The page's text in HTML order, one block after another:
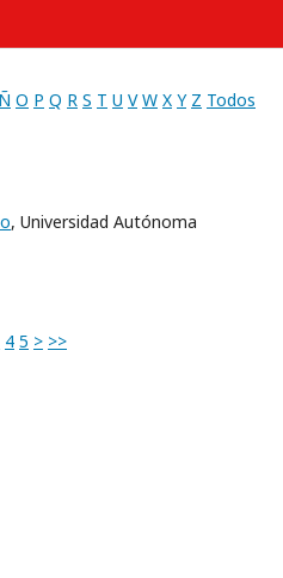
Ñ O P Q R S T U V W X Y Z Todos
, Universidad Autónoma
4 5 > >>